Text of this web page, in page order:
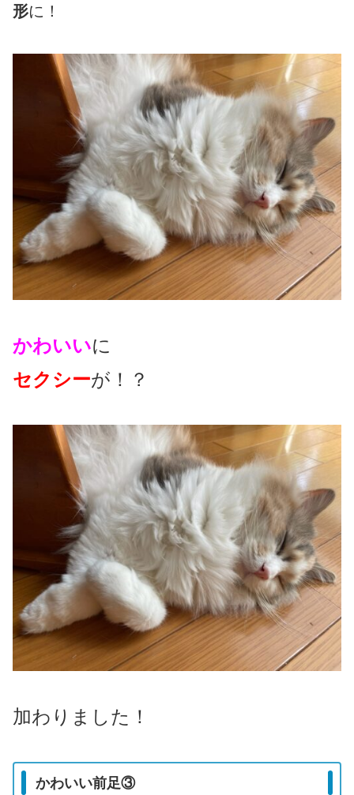
形に！
かわいいに
セクシーが！？
加わりました！
かわいい前足③